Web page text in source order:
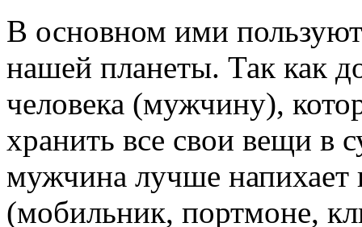
В основном ими
нашей планеты. Так как
человека (мужчину),
хранить все свои вещи в
мужчина лучше
(мобильник, портмоне,